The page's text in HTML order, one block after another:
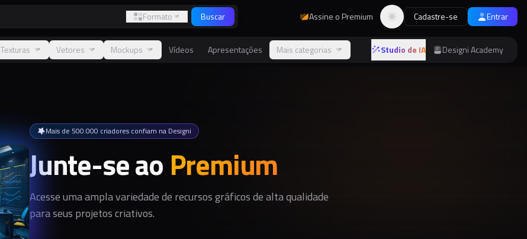
Formato Buscar Assine o Premium Alternar tema
Cadastre-se Entrar
Texturas Vetores Mockups Vídeos Apresentações Mais categorias Studio de IA Designi Academy
Mais de 500.000 criadores confiam na Designi
Junte-se ao Premium
Acesse uma ampla variedade de recursos gráficos de alta qualidade
para seus projetos criativos.